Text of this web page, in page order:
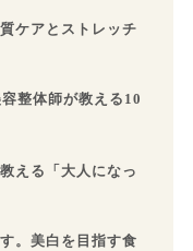
ケアとストレッチ
整体師が教える10
える「大人になっ
。美白を目指す食